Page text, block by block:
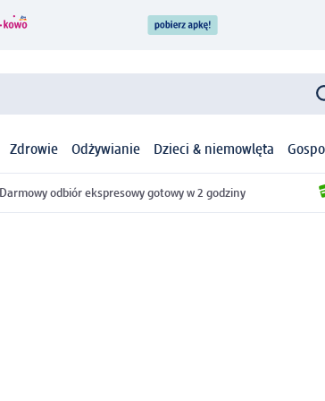
Zdrowie Odżywianie Dzieci & niemowlęta
Darmowy odbiór ekspresowy gotowy w 2 godziny